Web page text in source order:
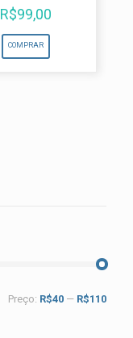
R$99,00
COMPRAR
Preço: R$40 — R$110